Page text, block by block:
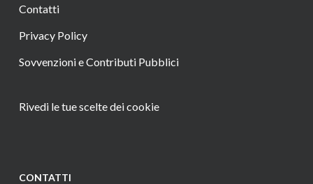
Contatti
Privacy Policy
Sovvenzioni e Contributi Pubblici
Rivedi le tue scelte dei cookie
CONTATTI